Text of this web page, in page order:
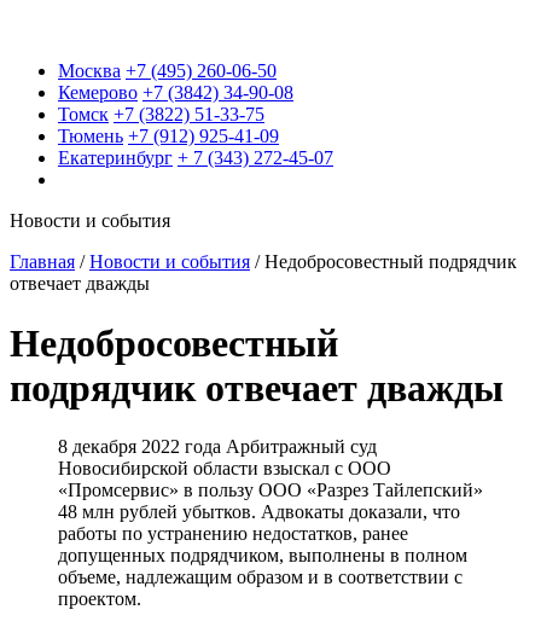
Москва +7 (495) 260-06-50
Кемерово +7 (3842) 34-90-08
Томск +7 (3822) 51-33-75
Тюмень +7 (912) 925-41-09
Екатеринбург + 7 (343) 272-45-07
Новости и события
Главная /Новости и события /Недобросовестный подрядчик
отвечает дважды
Недобросовестный
подрядчик отвечает дважды
8 декабря 2022 года Арбитражный суд
Новосибирской области взыскал с ООО
«Промсервис» в пользу ООО «Разрез Тайлепский»
48 млн рублей убытков. Адвокаты доказали, что
работы по устранению недостатков, ранее
допущенных подрядчиком, выполнены в полном
объеме, надлежащим образом и в соответствии с
проектом.